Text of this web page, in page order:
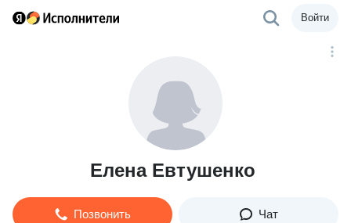
Войти
Елена Евтушенко
Позвонить Чат